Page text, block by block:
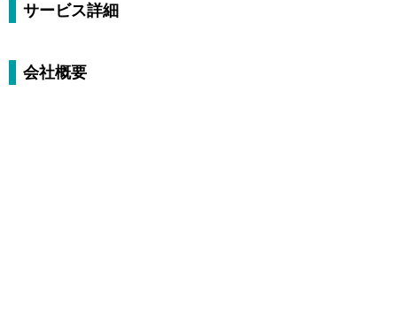
サービス詳細
会社概要